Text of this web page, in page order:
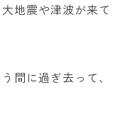
地震や津波が来て
間に過ぎ去って、